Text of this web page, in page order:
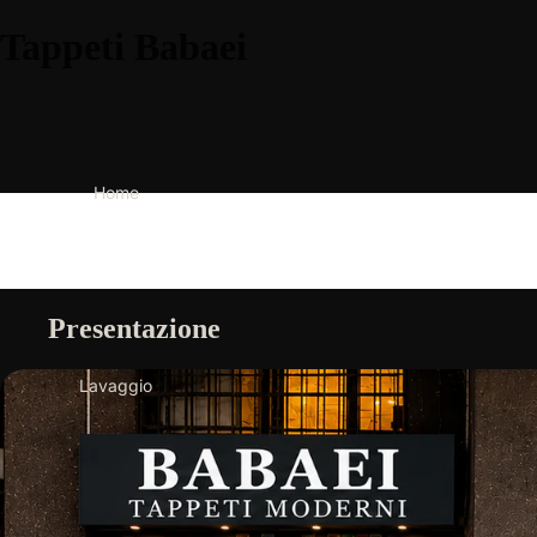
Home
Lavaggio
Presentazione